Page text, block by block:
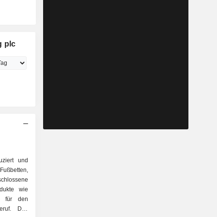
plc
und
wie
für den
Das